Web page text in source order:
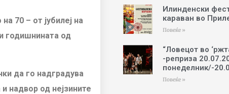
70 – от јубилеј на
годишнината од
да го надградува
надвор од нејзините
Илинденски
караван во
Повеќе »
“Ловецот во
-реприза
понеделник/-
Повеќе »